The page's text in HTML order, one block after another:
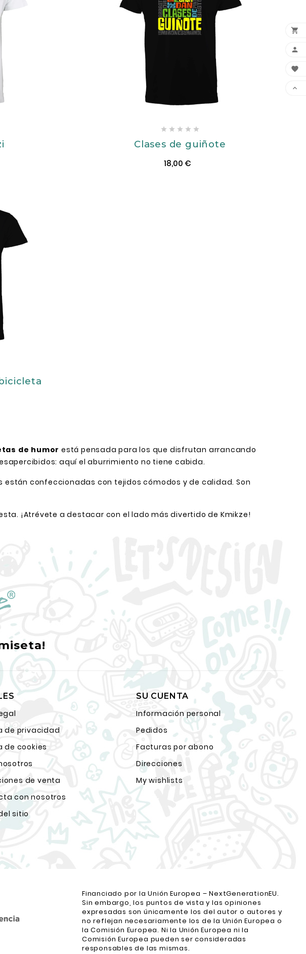
    
Clases de guiñote
18,00 €
de humor está pensada para los que disfrutan arrancando
aquí el aburrimiento no tiene cabida.
confeccionadas con tejidos cómodos y de calidad. Son
¡Atrévete a destacar con el lado más divertido de Kmikze!
de privacidad
de cookies
de venta
con nosotros
sitio
SU CUENTA
Información personal
Pedidos
Facturas por abono
Direcciones
My wishlists




Financiado por la Unión Europea – NextGenerationEU.
Sin embargo, los puntos de vista y las opiniones
expresadas son únicamente los del autor o autores y
no reflejan necesariamente los de la Unión Europea o
la Comisión Europea. Ni la Unión Europea ni la
Comisión Europea pueden ser consideradas
responsables de las mismas.